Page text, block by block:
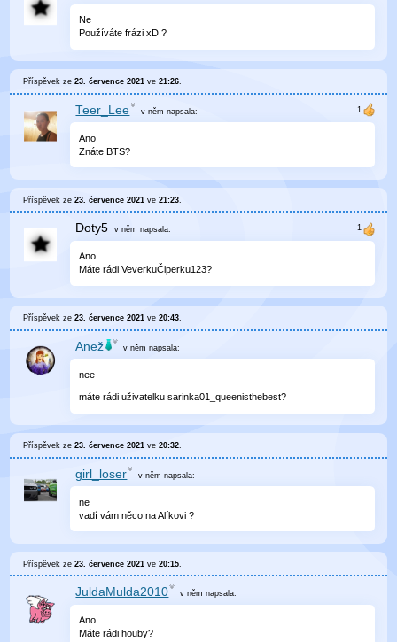
Ne
Používáte frázi xD ?
Příspěvek ze23. července 2021 ve21:26.
Teer_Lee v něm napsala:
Ano
Znáte BTS?
Příspěvek ze23. července 2021 ve21:23
Doty5 v něm napsala:
Ano
Máte rádi VeverkuČiperku123?
Příspěvek ze23. července 2021 ve20:43.
Anež v něm napsala:
nee
máte rádi uživatelku sarinka01_queenisthebest?
Příspěvek ze23. července 2021 ve20:32.
girl_loser v něm napsala:
ne
vadí vám něco na Alíkovi ?
Příspěvek ze23. července 2021 ve20:15
JuldaMulda2010 v něm napsala:
Ano
Máte rádi houby?